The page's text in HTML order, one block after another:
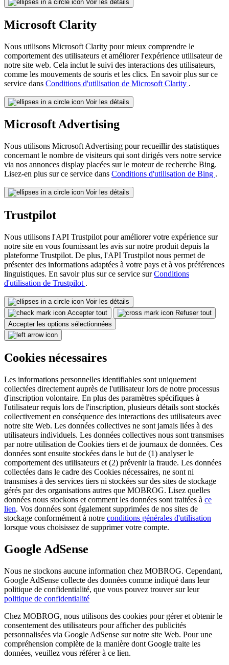
Voir les détails
Microsoft Clarity
Nous utilisons Microsoft Clarity pour mieux comprendre le
comportement des utilisateurs et améliorer l'expérience utilisateur de
notre site web. Cela inclut le suivi des interactions des utilisateurs,
comme les mouvements de souris et les clics. En savoir plus sur ce
service dans Conditions d'utilisation de Microsoft Clarity .
Voir les détails
Microsoft Advertising
Nous utilisons Microsoft Advertising pour recueillir des statistiques
concernant le nombre de visiteurs qui sont dirigés vers notre service
via nos annonces display placées sur le moteur de recherche Bing.
Lisez-en plus sur ce service dans Conditions d'utilisation de Bing .
Voir les détails
Trustpilot
Nous utilisons l'API Trustpilot pour améliorer votre expérience sur
notre site en vous fournissant les avis sur notre produit depuis la
plateforme Trustpilot. De plus, l'API Trustpilot nous permet de
présenter des informations adaptées à votre pays et à vos préférences
linguistiques. En savoir plus sur ce service surConditions
d'utilisation de Trustpilot .
Voir les détails
Accepter tout
Refuser tout
Accepter les options sélectionnées
Cookies nécessaires
Les informations personnelles identifiables sont uniquement
collectées directement auprès de l'utilisateur lors de notre processus
d'inscription volontaire. En plus des paramètres spécifiques à
l'utilisateur requis lors de l'inscription, plusieurs détails sont stockés
collectivement en conséquence des interactions des utilisateurs avec
notre site Web. Les données collectives ne sont jamais liées à des
utilisateurs individuels. Les données collectives nous sont transmises
par notre utilisation de Cookies tiers et de journaux de données. Ces
données sont ensuite stockées dans le but de (1) analyser le
comportement des utilisateurs et (2) prévenir la fraude. Les données
collectées dans le cadre des Cookies nécessaires, ne sont ni
transmises à des services tiers ni stockées sur des sites de stockage
gérés par des organisations autres que MOBROG. Lisez quelles
données nous stockons et comment les données sont traitées à ce
lien. Vos données sont également supprimées de nos sites de
stockage conformément à notre conditions générales d'utilisation
lorsque vous choisissez de supprimer votre compte.
Google AdSense
Nous ne stockons aucune information chez MOBROG. Cependant,
Google AdSense collecte des données comme indiqué dans leur
politique de confidentialité, que vous pouvez trouver sur leur
politique de confidentialité
Chez MOBROG, nous utilisons des cookies pour gérer et obtenir le
consentement des utilisateurs pour afficher des publicités
personnalisées via Google AdSense sur notre site Web. Pour une
compréhension complète de la manière dont Google traite les
données, veuillez vous référer à ce lien.